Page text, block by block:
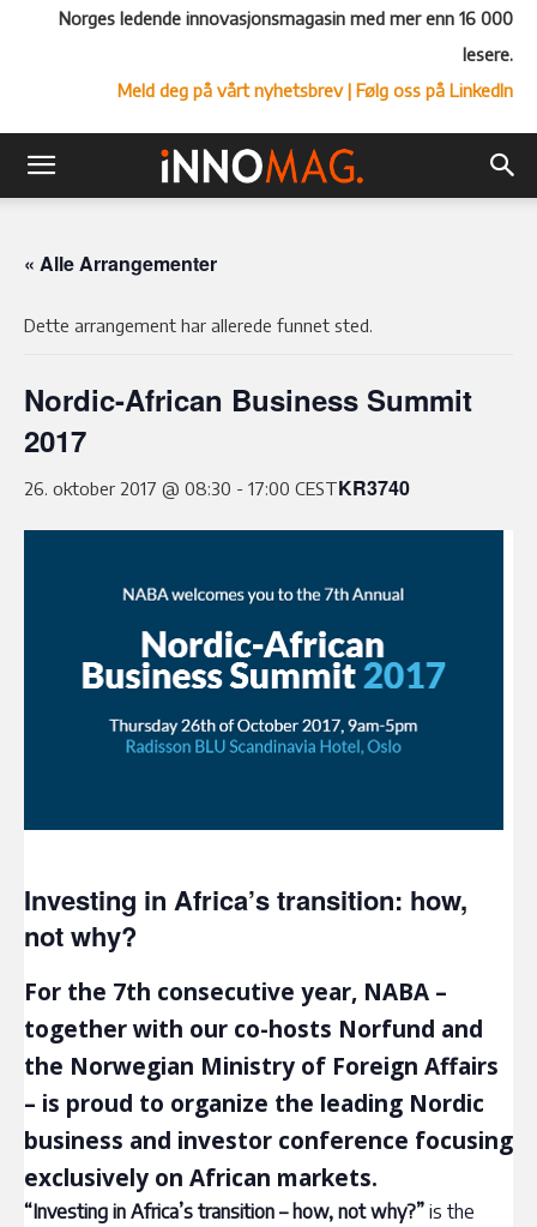
Norges ledende innovasjonsmagasin med mer enn 16 000
lesere.
Meld deg på vårt nyhetsbrev| Følg oss på LinkedIn
« Alle Arrangementer
Dette arrangement har allerede funnet sted.
Nordic-African Business Summit
2017
26. oktober 2017 @ 08:30 - 17:00 CESTKR3740
Investing in Africa’s transition: how,
not why?
For the 7th consecutive year, NABA –
together with our co-hosts Norfund and
the Norwegian Ministry of Foreign Affairs
– is proud to organize the leading Nordic
business and investor conference focusing
exclusively on African markets.
“Investing in Africa’s transition – how, not why?” is the